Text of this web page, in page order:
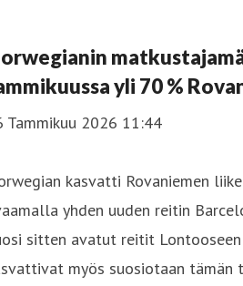
yli 70 %
Tammikuu 2026 11:44
kasvatti Rovaniemen
yhden uuden reitin
sitten avatut reitit Lontooseen
myös suosiotaan tämän